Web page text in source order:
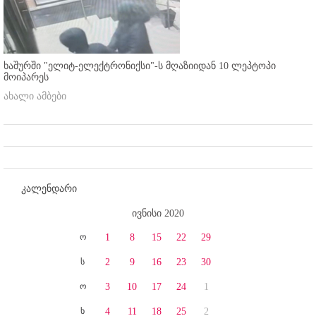
ხაშურში "ელიტ-ელექტრონიქსი"-ს მღაზიიდან 10 ლეპტოპი
მოიპარეს
ახალი ამბები
კალენდარი
ივნისი 2020
ო
ს
ო
ხ
1
2
3
4
8
9
10
11
15
16
17
18
22
23
24
25
29
30
1
2